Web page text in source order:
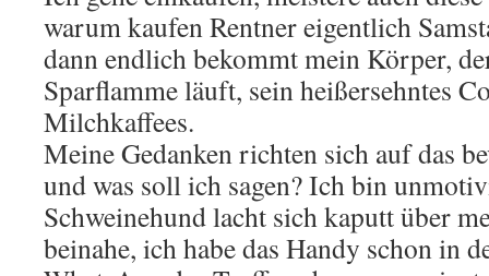
warum kaufen Rentner eigentlich
dann endlich bekommt mein Körper,
Sparflamme läuft, sein heißersehntes
Milchkaffees.
Meine Gedanken richten sich auf das
und was soll ich sagen? Ich bin
Schweinehund lacht sich kaputt über
beinahe, ich habe das Handy schon in